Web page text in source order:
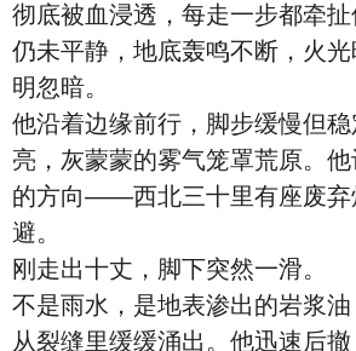
彻底被血浸透，每走一步都牵
仍未平静，地底轰鸣不断，火
明忽暗。
他沿着边缘前行，脚步缓慢但
亮，灰蒙蒙的雾气笼罩荒原。
的方向——西北三十里有座废弃
避。
刚走出十丈，脚下突然一滑。
不是雨水，是地表渗出的岩浆
从裂缝里缓缓涌出。他迅速后